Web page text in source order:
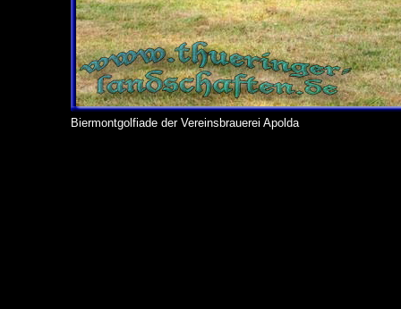
Biermontgolfiade der Vereinsbrauerei Apolda